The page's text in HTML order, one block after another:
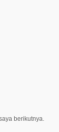
berikutnya.